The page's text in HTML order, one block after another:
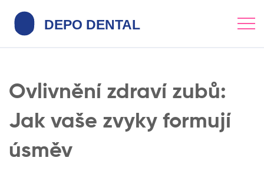
Ovlivnění zdraví zubů:
Jak vaše zvyky formují
úsměv